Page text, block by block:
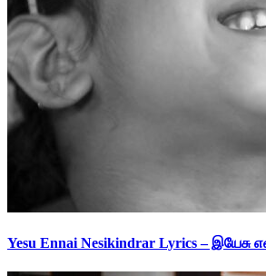
Yesu Ennai Nesikindrar Lyrics –